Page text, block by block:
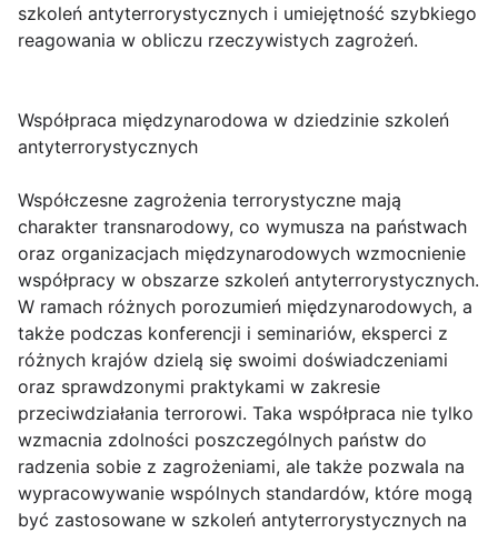
szkoleń antyterrorystycznych i umiejętność szybkiego
reagowania w obliczu rzeczywistych zagrożeń.
Współpraca międzynarodowa w dziedzinie szkoleń
antyterrorystycznych
Współczesne zagrożenia terrorystyczne mają
charakter transnarodowy, co wymusza na państwach
oraz organizacjach międzynarodowych wzmocnienie
współpracy w obszarze szkoleń antyterrorystycznych.
W ramach różnych porozumień międzynarodowych, a
także podczas konferencji i seminariów, eksperci z
różnych krajów dzielą się swoimi doświadczeniami
oraz sprawdzonymi praktykami w zakresie
przeciwdziałania terrorowi. Taka współpraca nie tylko
wzmacnia zdolności poszczególnych państw do
radzenia sobie z zagrożeniami, ale także pozwala na
wypracowywanie wspólnych standardów, które mogą
być zastosowane w szkoleń antyterrorystycznych na